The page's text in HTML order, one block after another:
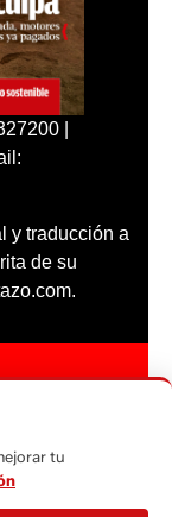
|
y traducción a
de su
tu